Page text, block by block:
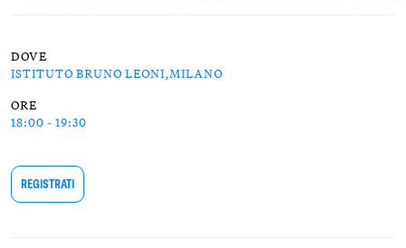
DOVE
ISTITUTO BRUNO LEONI,MILANO
ORE
18:00 - 19:30
REGISTRATI